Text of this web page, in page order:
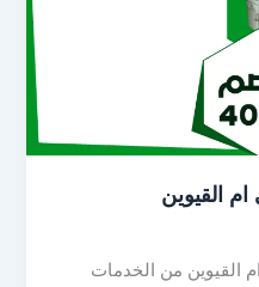
القيوين
القيوين من الخدمات